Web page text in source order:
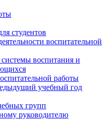
студентов
воспитательной
воспитания и
работы
учебный год
групп
руководителю